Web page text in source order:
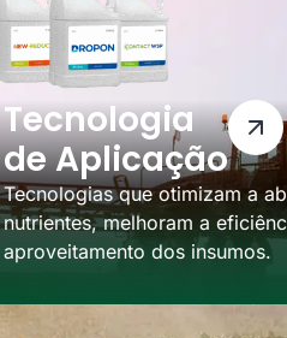
Tecnologia
de Aplicação
Tecnologias que otimizam a
nutrientes, melhoram a
aproveitamento dos insumos.